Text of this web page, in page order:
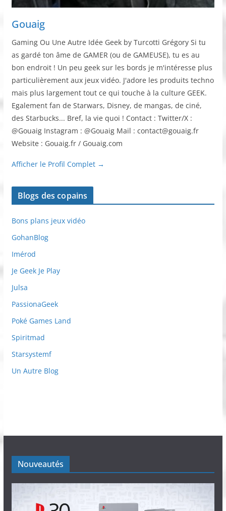
Gouaig
Gaming Ou Une Autre Idée Geek by Turcotti Grégory Si tu
as gardé ton âme de GAMER (ou de GAMEUSE), tu es au
bon endroit ! Un peu geek sur les bords je m'intéresse plus
particulièrement aux jeux vidéo. J'adore les produits techno
mais plus largement tout ce qui touche à la culture GEEK.
Egalement fan de Starwars, Disney, de mangas, de ciné,
des Starbucks... Bref, la vie quoi ! Contact : Twitter/X :
@Gouaig Instagram : @Gouaig Mail : contact@gouaig.fr
Website : Gouaig.fr / Gouaig.com
Afficher le Profil Complet →
Blogs des copains
Bons plans jeux vidéo
GohanBlog
Imérod
Je Geek Je Play
Julsa
PassionaGeek
Poké Games Land
Spiritmad
Starsystemf
Un Autre Blog
Nouveautés